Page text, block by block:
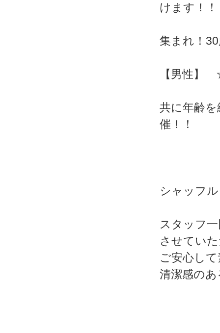
けます！！
集まれ！
【男性
共に年齢
催！！
シャッフ
スタッフ
させてい
ご安心し
清潔感の